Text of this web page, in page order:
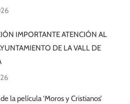
IMPORTANTE ATENCIÓN AL
DE LA VALL DE
la película ‘Moros y Cristianos’